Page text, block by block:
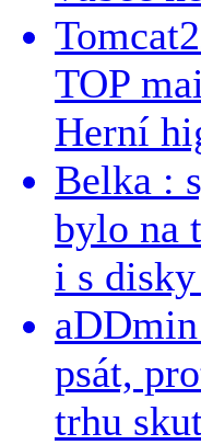
TOP
Herní
Belka :
bylo na
i s
psát,
trhu